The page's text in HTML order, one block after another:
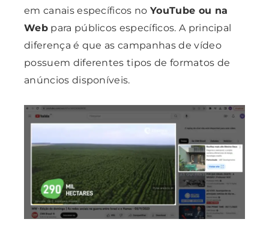
em canais específicos noYouTube ou na
Webpara públicos específicos. A principal
diferença é que as campanhas de vídeo
possuem diferentes tipos de formatos de
anúncios disponíveis.